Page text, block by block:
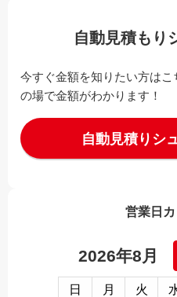
自動見積もり
今すぐ金額を知りたい方は
の場で金額がわかります！
自動見積りシ
営業日
2026年8月
日 月 火